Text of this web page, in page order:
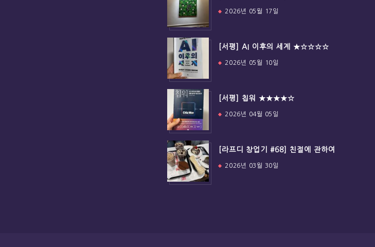
2026년 05월 17일
[서평] AI 이후의 세계 ★☆☆☆☆
2026년 05월 10일
[서평] 칩워 ★★★★☆
2026년 04월 05일
[라프디 창업기 #68] 친절에 관하여
2026년 03월 30일